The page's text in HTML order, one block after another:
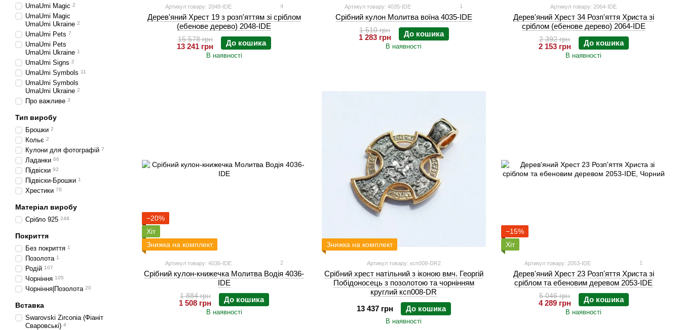
Артикул товару: 2048-IDE 4
Дерев'яний Хрест 19 з розп'яттям зі сріблом
(ебенове дерево) 2048-IDE
15 578 грн
13 241 грн До кошика
В наявності
Артикул товару: 4035-IDE 1
Срібний кулон Молитва воїна 4035-IDE
1 510 грн
1 283 грн До кошика
В наявності
Артикул товару: 2064-IDE
Дерев'яний Хрест 34 Розп'яття Христа зі
сріблом (ебенове дерево) 2064-IDE
2 392 грн
2 153 грн До кошика
В наявності
−20%
Хіт
Знижка на комплект
Артикул товару: 4036-IDE 2
Срібний кулон-книжечка Молитва Водія 4036-
IDE
1 884 грн
1 508 грн До кошика
В наявності
Знижка на комплект
Артикул товару: ксп008-DR2
Срібний хрест натільний з іконою вмч. Георгій
Побідоносець з позолотою та чорнінням
круглий ксп008-DR
13 437 грн
До кошика
В наявності
−15%
Хіт
Артикул товару: 2053-IDE 1
Дерев'яний Хрест 23 Розп'яття Христа зі
сріблом та ебеновим деревом 2053-IDE
5 046 грн
4 289 грн До кошика
В наявності
UmaUmi Magic 2
UmaUmi Magic
UmaUmi Ukraine 2
UmaUmi Pets 7
UmaUmi Pets
UmaUmi Ukraine 1
UmaUmi Signs 2
UmaUmi Symbols 11
UmaUmi Symbols
UmaUmi Ukraine 2
Про важливе 3
Тип виробу
Брошки 2
Кольє 2
Кулони для фотографій 7
Ладанки 66
Підвіски 92
Підвіски-Брошки 1
Хрестики 78
Матеріал виробу
Срібло 925 248
Покриття
Без покриття 1
Позолота 1
Родій 107
Чорніння 105
Чорніння|Позолота 20
Вставка
Swarovski Zirconia (Фіаніт
Сваровські) 4